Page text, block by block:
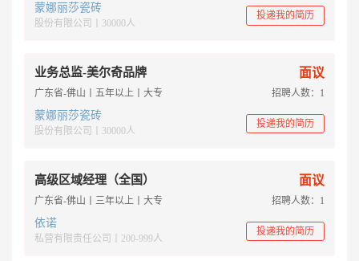
蒙娜丽莎瓷砖
股份有限公司丨30000人
投递我的简历
业务总监-美尔奇品牌 面议
广东省-佛山丨五年以上丨大专 招聘人数：1
蒙娜丽莎瓷砖
股份有限公司丨30000人
投递我的简历
高级区域经理（全国） 面议
广东省-佛山丨三年以上丨大专 招聘人数：1
依诺
私营有限责任公司丨200-999人
投递我的简历